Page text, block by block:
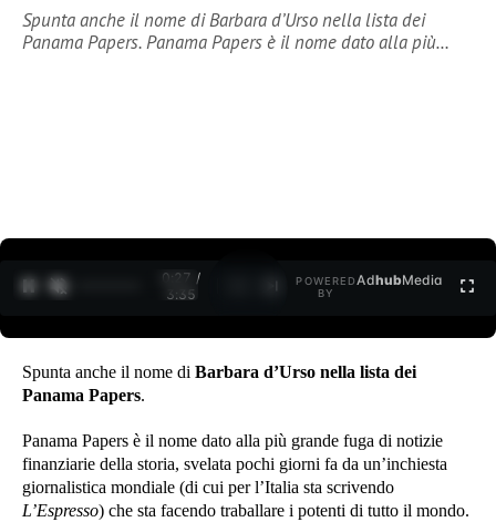
Spunta anche il nome di Barbara d’Urso nella lista dei
Panama Papers. Panama Papers è il nome dato alla più…
0:27 /
3:35
POWERED
BY
AdhubMedia
Spunta anche il nome di Barbara d’Urso nella lista dei
Panama Papers.
Panama Papers è il nome dato alla più grande fuga di notizie
finanziarie della storia, svelata pochi giorni fa da un’inchiesta
giornalistica mondiale (di cui per l’Italia sta scrivendo
L’Espresso) che sta facendo traballare i potenti di tutto il mondo.